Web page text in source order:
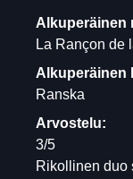
Alkuperäinen
La Rançon de
Alkuperäinen
Ranska
Arvostelu:
3/5
Rikollinen duo